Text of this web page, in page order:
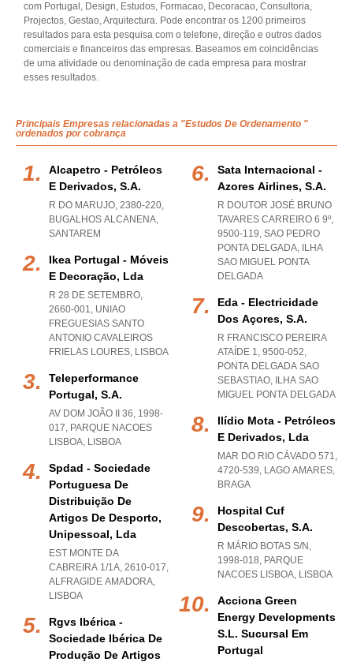
com Portugal, Design, Estudos, Formacao, Decoracao, Consultoria,
Projectos, Gestao, Arquitectura. Pode encontrar os 1200 primeiros
resultados para esta pesquisa com o telefone, direção e outros dados
comerciais e financeiros das empresas. Baseamos em coincidências
de uma atividade ou denominação de cada empresa para mostrar
esses resultados.
Principais Empresas relacionadas a "Estudos De Ordenamento "
ordenados por cobrança
Alcapetro - Petróleos
E Derivados, S.a.
R DO MARUJO, 2380-220,
BUGALHOS ALCANENA,
SANTAREM
Ikea Portugal - Móveis
E Decoração, Lda
R 28 DE SETEMBRO,
2660-001, UNIAO
FREGUESIAS SANTO
ANTONIO CAVALEIROS
FRIELAS LOURES, LISBOA
Teleperformance
Portugal, S.a.
AV DOM JOÃO II 36, 1998-
017, PARQUE NACOES
LISBOA, LISBOA
Spdad - Sociedade
Portuguesa De
Distribuição De
Artigos De Desporto,
Unipessoal, Lda
EST MONTE DA
CABREIRA 1/1A, 2610-017,
ALFRAGIDE AMADORA,
LISBOA
Rgvs Ibérica -
Sociedade Ibérica De
Produção De Artigos
Sata Internacional -
Azores Airlines, S.a.
R DOUTOR JOSÉ BRUNO
TAVARES CARREIRO 6 9º,
9500-119, SAO PEDRO
PONTA DELGADA, ILHA
SAO MIGUEL PONTA
DELGADA
Eda - Electricidade
Dos Açores, S.a.
R FRANCISCO PEREIRA
ATAÍDE 1, 9500-052,
PONTA DELGADA SAO
SEBASTIAO, ILHA SAO
MIGUEL PONTA DELGADA
Ilídio Mota - Petróleos
E Derivados, Lda
MAR DO RIO CÁVADO 571,
4720-539, LAGO AMARES,
BRAGA
Hospital Cuf
Descobertas, S.a.
R MÁRIO BOTAS S/N,
1998-018, PARQUE
NACOES LISBOA, LISBOA
Acciona Green
Energy Developments
S.l. Sucursal Em
Portugal